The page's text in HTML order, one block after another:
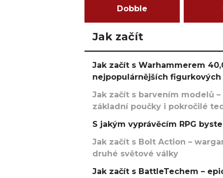
Dobble
Jak začít
Jak začít s Warhammerem
nejpopulárnějších figurkových
Jak začít s barvením modelů
základní poučky i pokročilé
S jakým vyprávěcím RPG
Jak začít s Bolt Action –
druhé světové války
Jak začít s BattleTechem –